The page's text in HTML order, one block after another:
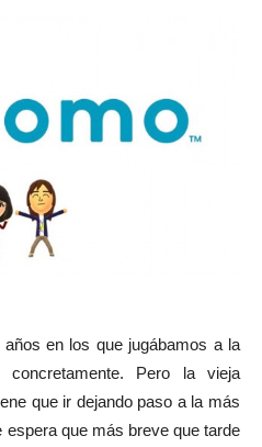
en los que jugábamos a la
Pero la vieja
que ir dejando paso a la más
que más breve que tarde